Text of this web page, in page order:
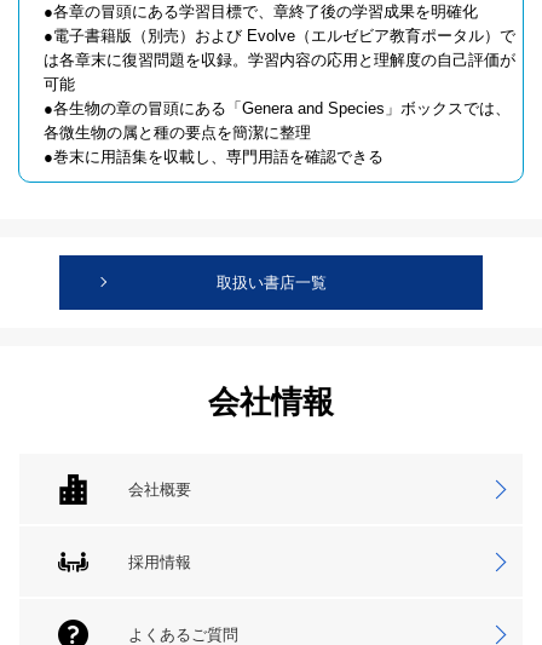
●各章の冒頭にある学習目標で、章終了後の学習成果を明確化
●電子書籍版（別売）および Evolve（エルゼビア教育ポータル）で
は各章末に復習問題を収録。学習内容の応用と理解度の自己評価が
可能
●各生物の章の冒頭にある「Genera and Species」ボックスでは、
各微生物の属と種の要点を簡潔に整理
●巻末に用語集を収載し、専門用語を確認できる
取扱い書店一覧
会社情報
会社概要
採用情報
よくあるご質問